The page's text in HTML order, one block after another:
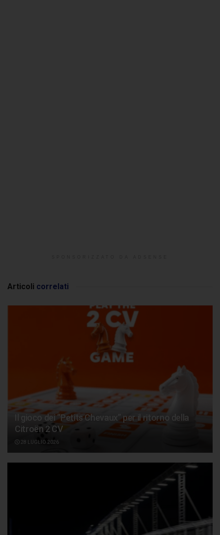
Articoli correlati
Il gioco dei “Petits Chevaux” per il ritorno della
Citroën 2 CV
28 LUGLIO 2026